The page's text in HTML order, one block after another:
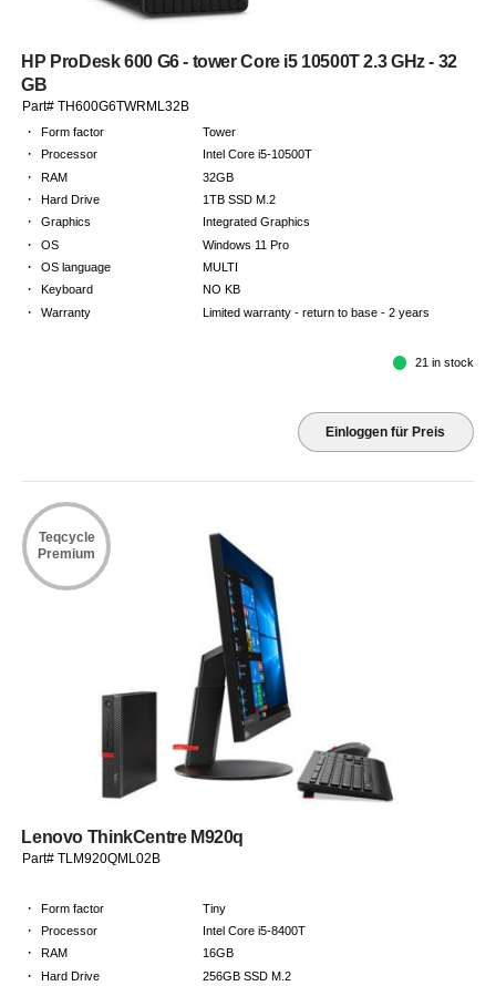
HP ProDesk 600 G6 - tower Core i5 10500T 2.3 GHz - 32
GB
Part# TH600G6TWRML32B
· Form factor Tower
· Processor Intel Core i5-10500T
· RAM 32GB
· Hard Drive 1TB SSD M.2
· Graphics Integrated Graphics
· OS Windows 11 Pro
· OS language MULTI
· Keyboard NO KB
· Warranty Limited warranty - return to base - 2 years
21 in stock
Einloggen für Preis
Teqcycle
Premium
Lenovo ThinkCentre M920q
Part# TLM920QML02B
· Form factor Tiny
· Processor Intel Core i5-8400T
· RAM 16GB
· Hard Drive 256GB SSD M.2